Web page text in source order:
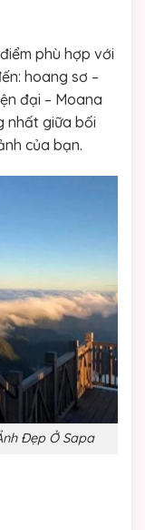
phù hợp với
hoang sơ –
đại – Moana
nhất giữa bối
của bạn.
Đẹp Ở Sapa